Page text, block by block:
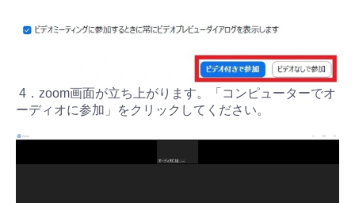
4．zoom画面が立ち上がります。「コンピューターでオ
ーディオに参加」をクリックしてください。